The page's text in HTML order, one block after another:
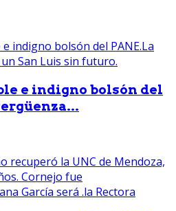
e indigno bolsón del